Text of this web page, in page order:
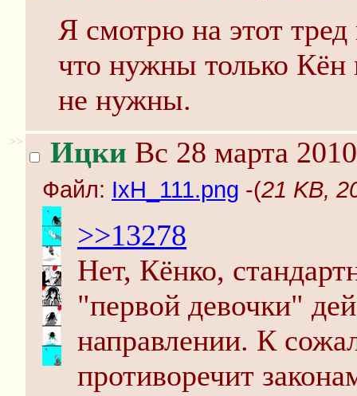
Я смотрю на этот
что нужны только Кён
не нужны.
>> Ицки Вс 28 марта
Файл: IxH_111.png -(21 KB,
>>13278
Нет, Кёнко,
"первой девочки"
направлении. К
противоречит